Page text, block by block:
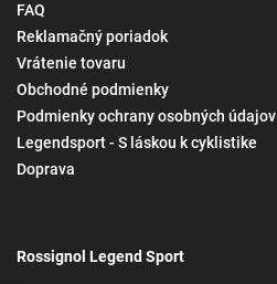
FAQ
Reklamačný poriadok
Vrátenie tovaru
Obchodné podmienky
Podmienky ochrany osobných údajov
Legendsport - S láskou k cyklistike
Doprava
Rossignol Legend Sport